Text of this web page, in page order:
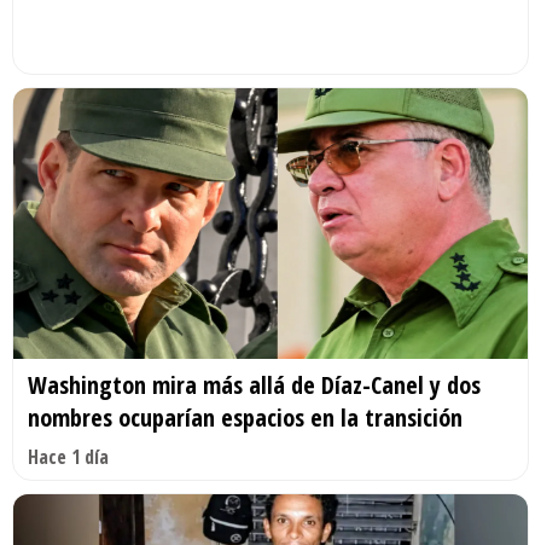
Washington mira más allá de Díaz-Canel y dos
nombres ocuparían espacios en la transición
Hace 1 día